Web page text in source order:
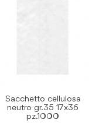
Sacchetto cellulosa
neutro gr.35 17x36
pz.1000